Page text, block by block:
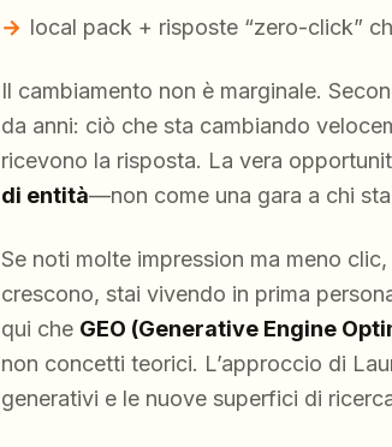
local pack + risposte “zero-click”
Il cambiamento non è marginale.
da anni: ciò che sta cambiando
ricevono la risposta. La vera
di entità—non come una gara a chi
Se noti molte impression ma meno
crescono, stai vivendo in prima
qui che GEO (Generative Engine
non concetti teorici. L’approccio di
generativi e le nuove superfici di